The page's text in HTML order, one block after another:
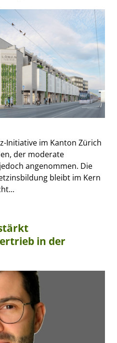
Initiative im Kanton Zürich
der moderate
angenommen. Die
bleibt im Kern
in der